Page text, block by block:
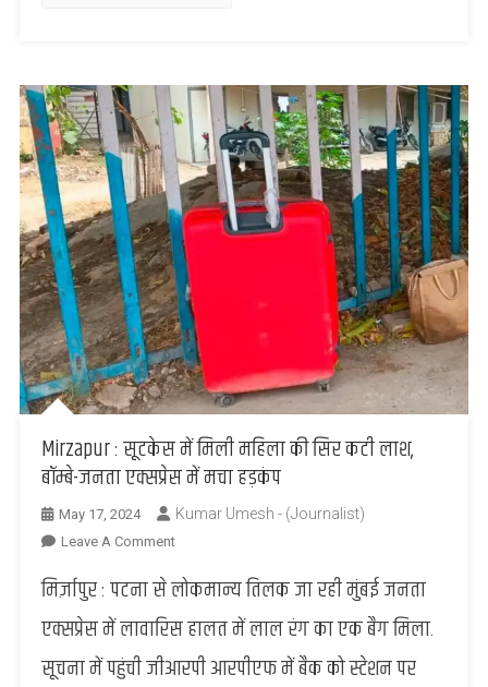
Mirzapur : सूटकेस में मिली महिला की सिर कटी लाश,
बॉम्बे-जनता एक्सप्रेस में मचा हड़कंप
May 17, 2024 Kumar Umesh - (Journalist)
Leave A CommentOn
:
में
मिली
मिर्ज़ापुर : पटना से लोकमान्य तिलक जा रही मुंबई जनता
एक्सप्रेस में लावारिस हालत में लाल रंग का एक बैग मिला.
सूचना में पहुंची जीआरपी आरपीएफ में बैक को स्टेशन पर